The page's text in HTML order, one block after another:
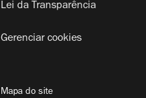
Lei da Transparência
Gerenciar cookies
Mapa do site